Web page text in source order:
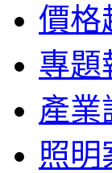
價格
專題
產業
照明